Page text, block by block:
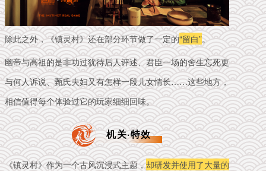
除此之外，《镇灵村》还在部分环节做了一定的“留白”。
幽帝与高祖的是非功过犹待后人评述、君臣一场的舍生忘死更
与何人诉说、甄氏夫妇又有怎样一段儿女情长……这些地方，
相信值得每个体验过它的玩家细细回味。
机关·特效
《镇灵村》作为一个古风沉浸式主题，却研发并使用了大量的